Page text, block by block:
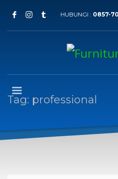
HUBUNGI : 0857-
Tag: professional